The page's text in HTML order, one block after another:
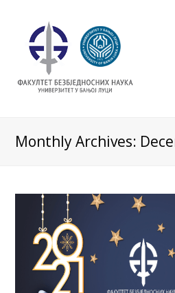
Monthly Archives: